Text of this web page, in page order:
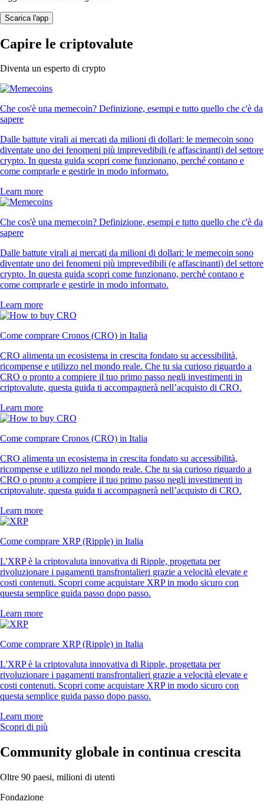
Scarica l'app
Capire le criptovalute
Diventa un esperto di crypto
Che cos'è una memecoin? Definizione, esempi e tutto quello che c'è da
sapere
Dalle battute virali ai mercati da milioni di dollari: le memecoin sono
diventate uno dei fenomeni più imprevedibili (e affascinanti) del settore
crypto. In questa guida scopri come funzionano, perché contano e
come comprarle e gestirle in modo informato.
Learn more
Che cos'è una memecoin? Definizione, esempi e tutto quello che c'è da
sapere
Dalle battute virali ai mercati da milioni di dollari: le memecoin sono
diventate uno dei fenomeni più imprevedibili (e affascinanti) del settore
crypto. In questa guida scopri come funzionano, perché contano e
come comprarle e gestirle in modo informato.
Learn more
Come comprare Cronos (CRO) in Italia
CRO alimenta un ecosistema in crescita fondato su accessibilità,
ricompense e utilizzo nel mondo reale. Che tu sia curioso riguardo a
CRO o pronto a compiere il tuo primo passo negli investimenti in
criptovalute, questa guida ti accompagnerà nell’acquisto di CRO.
Learn more
Come comprare Cronos (CRO) in Italia
CRO alimenta un ecosistema in crescita fondato su accessibilità,
ricompense e utilizzo nel mondo reale. Che tu sia curioso riguardo a
CRO o pronto a compiere il tuo primo passo negli investimenti in
criptovalute, questa guida ti accompagnerà nell’acquisto di CRO.
Learn more
Come comprare XRP (Ripple) in Italia
L'XRP è la criptovaluta innovativa di Ripple, progettata per
rivoluzionare i pagamenti transfrontalieri grazie a velocità elevate e
costi contenuti. Scopri come acquistare XRP in modo sicuro con
questa semplice guida passo dopo passo.
Learn more
Come comprare XRP (Ripple) in Italia
L'XRP è la criptovaluta innovativa di Ripple, progettata per
rivoluzionare i pagamenti transfrontalieri grazie a velocità elevate e
costi contenuti. Scopri come acquistare XRP in modo sicuro con
questa semplice guida passo dopo passo.
Learn more
Scopri di più
Community globale in continua crescita
Oltre 90 paesi, milioni di utenti
Fondazione